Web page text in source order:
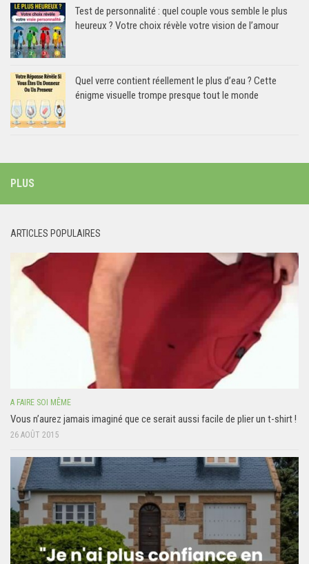
Test de personnalité : quel couple vous semble le plus
heureux ? Votre choix révèle votre vision de l’amour
Quel verre contient réellement le plus d’eau ? Cette
énigme visuelle trompe presque tout le monde
PLUS
ARTICLES POPULAIRES
A FAIRE SOI MÊME
Vous n’aurez jamais imaginé que ce serait aussi facile de plier un t-shirt !
26 AOÛT 2015